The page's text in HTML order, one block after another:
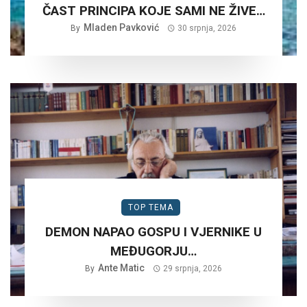
ČAST PRINCIPA KOJE SAMI NE ŽIVE…
By Mladen Pavković 30 srpnja, 2026
TOP TEMA
DEMON NAPAO GOSPU I VJERNIKE U
MEĐUGORJU…
By Ante Matic 29 srpnja, 2026